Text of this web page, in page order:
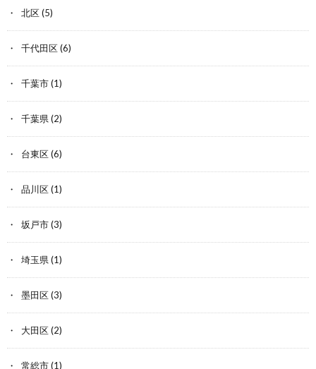
北区(5)
千代田区(6)
千葉市(1)
千葉県(2)
台東区(6)
品川区(1)
坂戸市(3)
埼玉県(1)
墨田区(3)
大田区(2)
常総市(1)